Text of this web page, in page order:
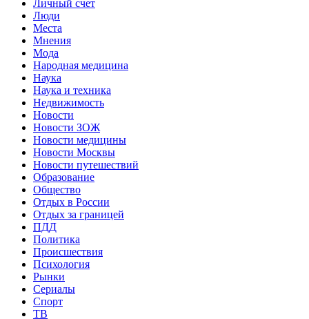
Личный счет
Люди
Места
Мнения
Мода
Народная медицина
Наука
Наука и техника
Недвижимость
Новости
Новости ЗОЖ
Новости медицины
Новости Москвы
Новости путешествий
Образование
Общество
Отдых в России
Отдых за границей
ПДД
Политика
Происшествия
Психология
Рынки
Сериалы
Спорт
ТВ